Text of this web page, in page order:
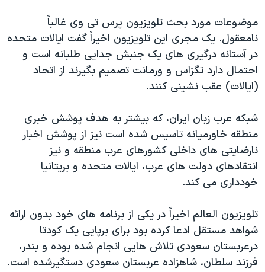
موضوعات مورد بحث تلویزیون پرس تی وی غالباً
نامعقول. یک مجری این تلویزیون اخیراً گفت ایالات متحده
در آستانه درگیری های یک جنبش جدایی طلبانه است و
احتمال دارد تگزاس و ورمانت تصمیم بگیرند از اتحاد
(ایالات) عقب نشینی کنند.
شبکه عرب زبان ایران، که بیشتر به هدف پوشش خبری
منطقه خاورمیانه تاسیس شده است نیز از پوشش اخبار
نارضایتی های داخلی کشورهای عرب منطقه و نیز
انتقادهای دولت های عرب، ایالات متحده و بریتانیا
خودداری می کند.
تلویزیون العالم اخیراً در یکی از برنامه های خود بدون ارائه
شواهد مستقل ادعا کرده بود برای برپایی یک کودتا
درعربستان سعودی تلاش هایی انجام شده بوده و بندر،
فرزند سلطان، شاهزاده عربستان سعودی دستگیرشده است.